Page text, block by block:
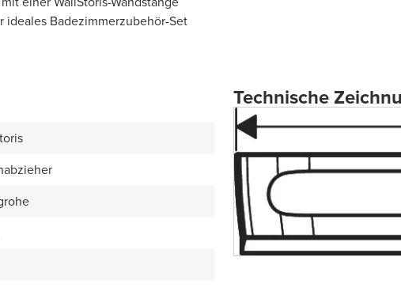
ideales Badezimmerzubehör-Set
Technische